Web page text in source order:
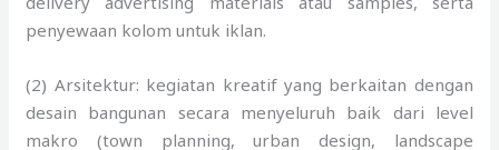
penyewaan kolom untuk iklan.
(2) Arsitektur: kegiatan kreatif yang berkaitan dengan
desain bangunan secara menyeluruh baik dari level
makro (town planning, urban design, landscape